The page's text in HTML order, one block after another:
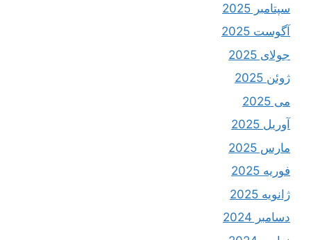
سپتامبر 2025
آگوست 2025
جولای 2025
ژوئن 2025
می 2025
آوریل 2025
مارس 2025
فوریه 2025
ژانویه 2025
دسامبر 2024